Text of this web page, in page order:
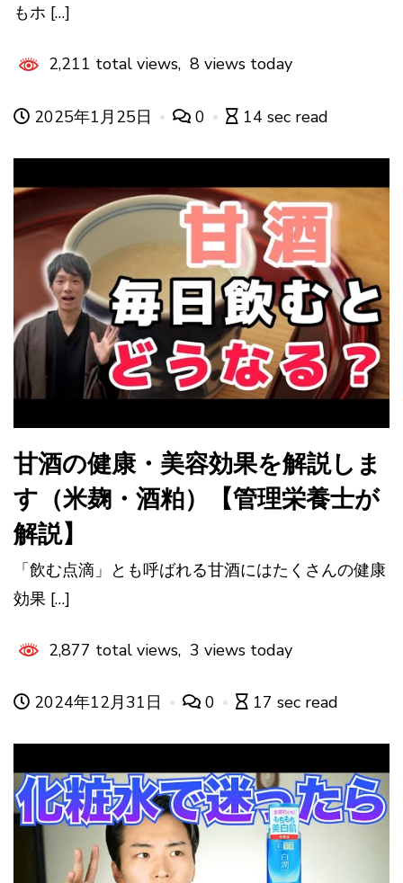
もホ […]
2,211 total views, 8 views today
2025年1月25日 0 14 sec read
甘酒の健康・美容効果を解説しま
す（米麹・酒粕）【管理栄養士が
解説】
「飲む点滴」とも呼ばれる甘酒にはたくさんの健康
効果 […]
2,877 total views, 3 views today
2024年12月31日 0 17 sec read